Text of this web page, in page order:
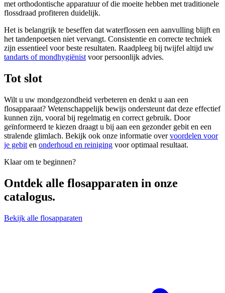
met orthodontische apparatuur of die moeite hebben met traditionele
flossdraad profiteren duidelijk.
Het is belangrijk te beseffen dat waterflossen een aanvulling blijft en
het tandenpoetsen niet vervangt. Consistentie en correcte techniek
zijn essentieel voor beste resultaten. Raadpleeg bij twijfel altijd uw
tandarts of mondhygiënist voor persoonlijk advies.
Tot slot
Wilt u uw mondgezondheid verbeteren en denkt u aan een
flosapparaat? Wetenschappelijk bewijs ondersteunt dat deze effectief
kunnen zijn, vooral bij regelmatig en correct gebruik. Door
geïnformeerd te kiezen draagt u bij aan een gezonder gebit en een
stralende glimlach. Bekijk ook onze informatie overvoordelen voor
je gebit en onderhoud en reiniging voor optimaal resultaat.
Klaar om te beginnen?
Ontdek alle flosapparaten in onze
catalogus.
Bekijk alle flosapparaten